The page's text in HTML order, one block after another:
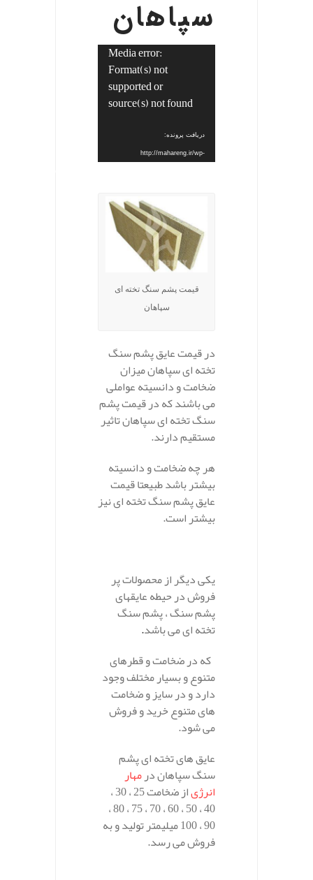
سپاهان
Media error:
Format(s) not
supported or
source(s) not found
دریافت پرونده:
http://mahareng.ir/wp-
قیمت پشم سنگ تخته ای
سپاهان
در قیمت عایق پشم سنگ
تخته ای سپاهان میزان
ضخامت و دانسیته عواملی
می باشند که در قیمت پشم
سنگ تخته ای سپاهان تاثیر
مستقیم دارند.
هر چه ضخامت و دانسیته
بیشتر باشد طبیعتا قیمت
عایق پشم سنگ تخته ای نیز
بیشتر است.
یکی دیگر از محصولات پر
فروش در حیطه عایقهای
پشم سنگ ، پشم سنگ
تخته ای می باشد.
که در ضخامت و قطرهای
متنوع و بسیار مختلف وجود
دارد و در سایز و ضخامت
های متنوع خرید و فروش
می شود.
عایق های تخته ای پشم
سنگ سپاهان درمهار
انرژی از ضخامت 25 ، 30 ،
40 ، 50 ، 60 ، 70 ، 75 ، 80 ،
90 ، 100 میلیمتر تولید و به
فروش می رسد.